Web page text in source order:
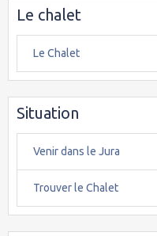
Le chalet
Le Chalet
Situation
Venir dans le Jura
Trouver le Chalet